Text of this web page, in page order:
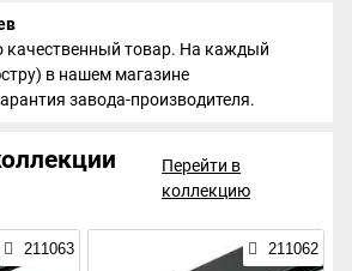
товар. На каждый
в нашем магазине
завода-производителя.
Перейти в
коллекцию
211063 211062